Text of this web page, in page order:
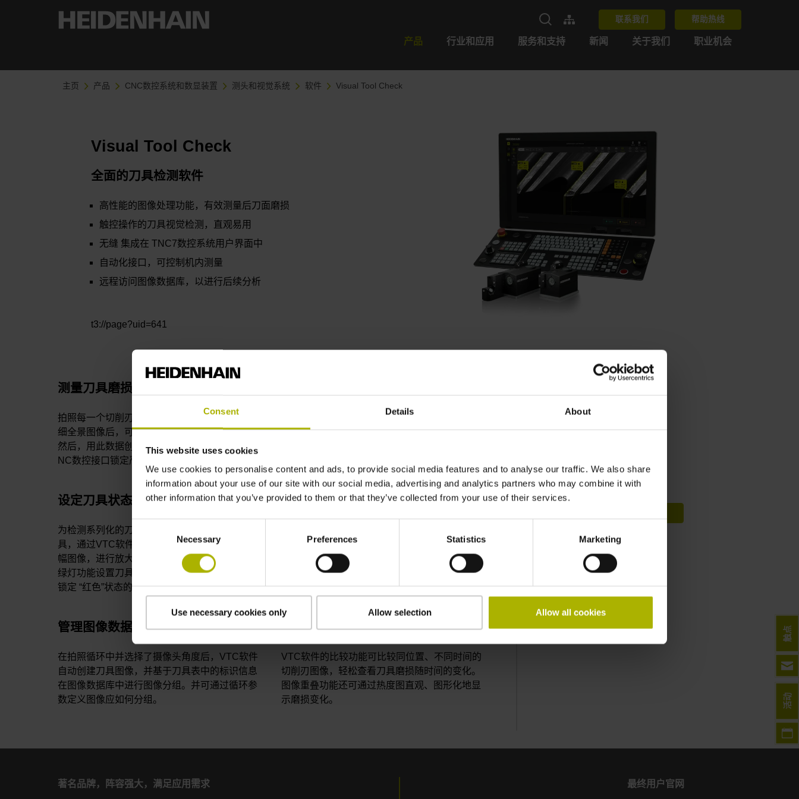
Consent Details About
This website uses cookies
We use cookies to personalise content and ads, to provide social media features and to analyse our traffic. We also share
information about your use of our site with our social media, advertising and analytics partners who may combine it with
other information that you’ve provided to them or that they’ve collected from your use of their services.
Consent
Selection
Necessary Preferences Statistics Marketing
Use necessary cookies only Allow selection Allow all cookies
联系我们 帮助热线
产品 行业和应用 服务和支持 新闻 关于我们 职业机会
主页 产品 CNC数控系统和数显装置 测头和视觉系统 软件 Visual Tool Check
Visual Tool Check
全面的刀具检测软件
高性能的图像处理功能，有效测量后刀面磨损
触控操作的刀具视觉检测，直观易用
无缝 集成在 TNC7数控系统用户界面中
自动化接口，可控制机内测量
远程访问图像数据库，以进行后续分析
t3://page?uid=641
测量刀具磨损
拍照每一个切削刃的特写图像或刀具全圆周的详
细全景图像后，可用VT软件测量后刀面磨损量。
然后，用此数据创建各刀具的检测报告，并通过
NC数控接口锁定严重磨损的刀具。
通过刀具的全圆周图像可从不同角度虚拟照明每
一个切削刃，因此可以检测切削刃并将切削刃磨
设定刀具状态
为检测系列化的刀具图像，特别是多切削刃的刀
具，通过VTC软件的缩略图功能，可轻松浏览各
幅图像，进行放大以详细观察图像细节。可用红
绿灯功能设置刀具状态，甚至可在TNC刀具表中
锁定 “红色”状态的刀具。
可重现的文档化
削刃图像，确保在加工一段时间后，可理想地比
较刀具图像。此自动化功能简化了检测操作，优
于在计量室的传统手动显微镜检测。
管理图像数据库
在拍照循环中并选择了摄像头角度后，VTC软件
自动创建刀具图像，并基于刀具表中的标识信息
在图像数据库中进行图像分组。并可通过循环参
数定义图像应如何分组。
比较系列图像
VTC软件的比较功能可比较同位置、不同时间的
切削刃图像，轻松查看刀具磨损随时间的变化。
图像重叠功能还可通过热度图直观、图形化地显
示磨损变化。
中国销售咨询
+86 10 80420000
联系附近销售代表
用户手册
VTC软件
著名品牌，阵容强大，满足应用需求 最终用户官网
活动
触点